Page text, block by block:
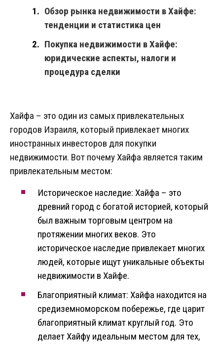
Обзор рынка недвижимости в Хайфе:
тенденции и статистика цен
Покупка недвижимости в Хайфе:
юридические аспекты, налоги и
процедура сделки
Хайфа – это один из самых привлекательных
городов Израиля, который привлекает многих
иностранных инвесторов для покупки
недвижимости. Вот почему Хайфа является таким
привлекательным местом:
Историческое наследие: Хайфа – это
древний город с богатой историей, который
был важным торговым центром на
протяжении многих веков. Это
историческое наследие привлекает многих
людей, которые ищут уникальные объекты
недвижимости в Хайфе.
Благоприятный климат: Хайфа находится на
средиземноморском побережье, где царит
благоприятный климат круглый год. Это
делает Хайфу идеальным местом для тех,